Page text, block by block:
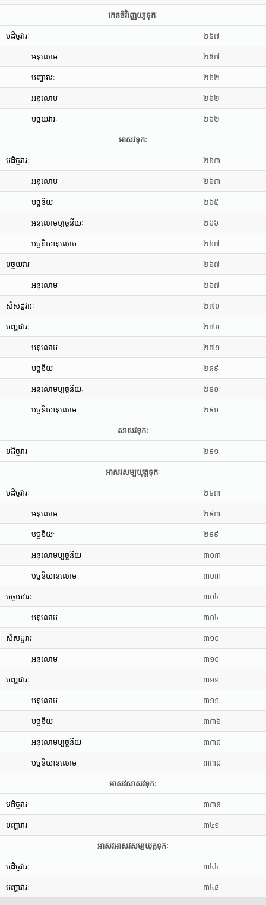
កេនចិវិញ្ញេយ្យទុកៈ
បដិច្ចវារៈ ២៥៧
អនុលោម ២៥៧
បញ្ហាវារៈ ២៦២
អនុលោម ២៦២
បច្ចយវារៈ ២៦២
អាសវទុកៈ
បដិច្ចវារៈ ២៦៣
អនុលោម ២៦៣
បច្ចនីយៈ ២៦៥
អនុលោមប្បច្ចនីយៈ ២៦៦
បច្ចនីយានុលោម ២៦៧
បច្ចយវារៈ ២៦៧
អនុលោម ២៦៧
សំសដ្ឋវារៈ ២៧០
បញ្ហាវារៈ ២៧១
អនុលោម ២៧១
បច្ចនីយៈ ២៨៩
អនុលោមប្បច្ចនីយៈ ២៩១
បច្ចនីយានុលោម ២៩១
សាសវទុកៈ
បដិច្ចវារៈ ២៩១
អាសវសម្បយុត្តទុកៈ
បដិច្ចវារៈ ២៩៣
អនុលោម ២៩៣
បច្ចនីយៈ ២៩៩
អនុលោមប្បច្ចនីយៈ ៣០៣
បច្ចនីយានុលោម ៣០៣
បច្ចយវារៈ ៣០៤
អនុលោម ៣០៤
សំសដ្ឋវារៈ ៣១០
អនុលោម ៣១០
បញ្ហាវារៈ ៣១១
អនុលោម ៣១១
បច្ចនីយៈ ៣៣៦
អនុលោមប្បច្ចនីយៈ ៣៣៨
បច្ចនីយានុលោម ៣៣៨
អាសវសាសវទុកៈ
បដិច្ចវារៈ ៣៣៨
បញ្ហាវារៈ ៣៤១
អាសវអាសវសម្បយុត្តទុកៈ
បដិច្ចវារៈ ៣៤៤
បញ្ហាវារៈ ៣៤៨